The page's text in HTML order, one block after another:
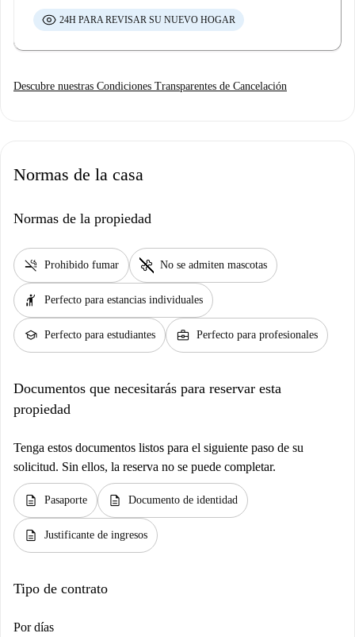
24H PARA REVISAR SU NUEVO HOGAR
Descubre nuestras Condiciones Transparentes de Cancelación
Normas de la casa
Normas de la propiedad
smoke_free Prohibido fumar pet_supplies No se admiten mascotas
hail Perfecto para estancias individuales
school Perfecto para estudiantes business_center Perfecto para profesionales
Documentos que necesitarás para reservar esta
propiedad
Tenga estos documentos listos para el siguiente paso de su
solicitud. Sin ellos, la reserva no se puede completar.
description Pasaporte description Documento de identidad
description Justificante de ingresos
Tipo de contrato
Por días